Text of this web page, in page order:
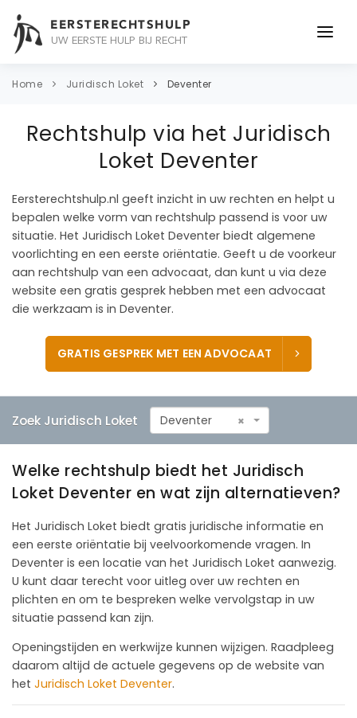
EERSTERECHTSHULP
UW EERSTE HULP BIJ RECHT
ONDERWERPEN
CONTACT
Home Juridisch Loket Deventer
Rechtshulp via het Juridisch
Loket Deventer
Eersterechtshulp.nl geeft inzicht in uw rechten en helpt u
bepalen welke vorm van rechtshulp passend is voor uw
situatie. Het Juridisch Loket Deventer biedt algemene
voorlichting en een eerste oriëntatie. Geeft u de voorkeur
aan rechtshulp van een advocaat, dan kunt u via deze
website een gratis gesprek hebben met een advocaat
die werkzaam is in Deventer.
GRATIS GESPREK MET EEN ADVOCAAT
Zoek Juridisch Loket ×
Deventer
Welke rechtshulp biedt het Juridisch
Loket Deventer en wat zijn alternatieven?
Het Juridisch Loket biedt gratis juridische informatie en
een eerste oriëntatie bij veelvoorkomende vragen. In
Deventer is een locatie van het Juridisch Loket aanwezig.
U kunt daar terecht voor uitleg over uw rechten en
plichten en om te bespreken welke vervolgstap in uw
situatie passend kan zijn.
Openingstijden en werkwijze kunnen wijzigen. Raadpleeg
daarom altijd de actuele gegevens op de website van
het Juridisch Loket Deventer.